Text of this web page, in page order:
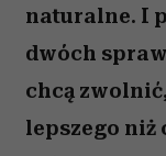
naturalne. I
dwóch
chcą
lepszego niż